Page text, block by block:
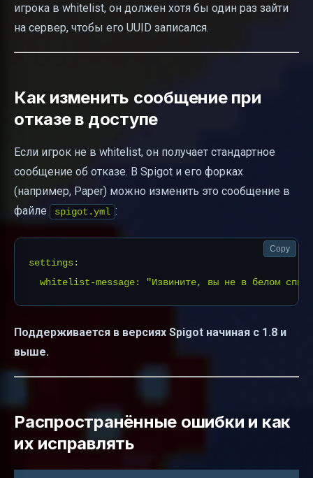
игрока в whitelist, он должен хотя бы один раз зайти
на сервер, чтобы его UUID записался.
Как изменить сообщение при
отказе в доступе
Если игрок не в whitelist, он получает стандартное
сообщение об отказе. В Spigot и его форках
(например, Paper) можно изменить это сообщение в
файле
spigot.yml :
settings:
Copy
Поддерживается в версиях Spigot начиная с 1.8 и
выше.
Распространённые ошибки и как
их исправлять